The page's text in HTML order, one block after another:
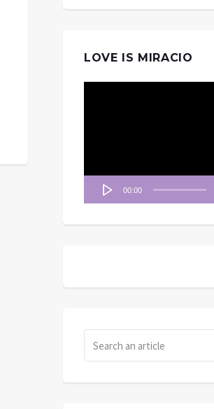
| 民數記 36：1-13
LOVE IS MIRACIO
00:00